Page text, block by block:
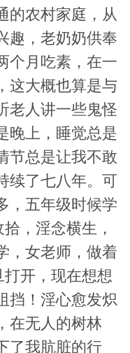
的农村家庭，从
趣，老奶奶供奉
个月吃素，在一
这大概也算是与
老人讲一些鬼怪
晚上，睡觉总是
节总是让我不敢
续了七八年。可
，五年级时候学
，淫念横生，
，女老师，做着
开，现在想想
挡！淫心愈发炽
在无人的树林
了我肮脏的行